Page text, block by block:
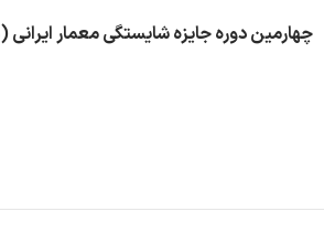
چهارمین دوره جایزه شایستگی معمار ایرانی (۱۴۰۰)